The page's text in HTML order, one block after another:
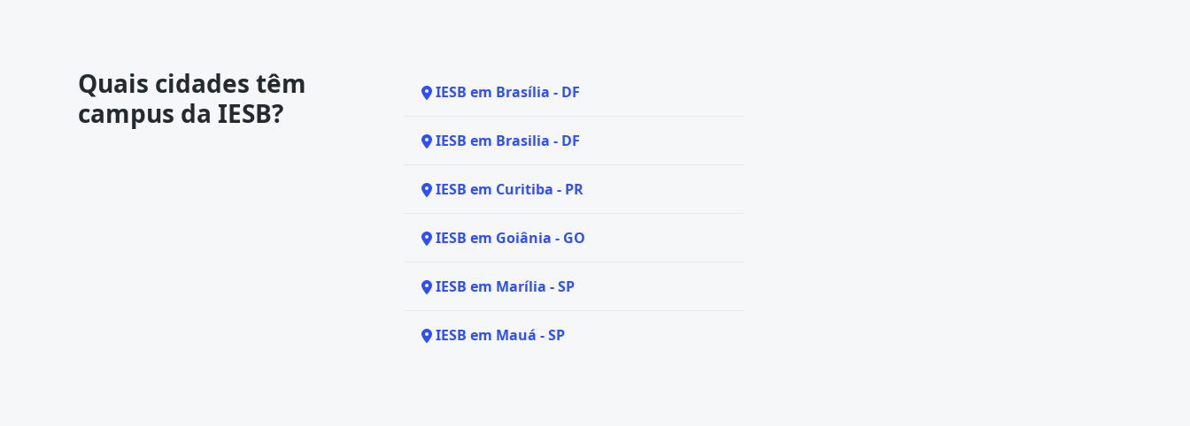
Quais cidades têm
campus da IESB?
IESB em Brasília - DF
IESB em Brasilia - DF
IESB em Curitiba - PR
IESB em Goiânia - GO
IESB em Marília - SP
IESB em Mauá - SP